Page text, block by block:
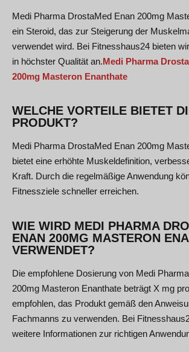
Medi Pharma DrostaMed Enan 200mg
ein Steroid, das zur Steigerung der
verwendet wird. Bei Fitnesshaus24 bieten
in höchster Qualität an.Medi Pharma
200mg Masteron Enanthate
WELCHE VORTEILE BIETET
PRODUKT?
Medi Pharma DrostaMed Enan 200mg
bietet eine erhöhte Muskeldefinition,
Kraft. Durch die regelmäßige Anwendung
Fitnessziele schneller erreichen.
WIE WIRD MEDI PHARMA
ENAN 200MG MASTERON
VERWENDET?
Die empfohlene Dosierung von Medi
200mg Masteron Enanthate beträgt X mg
empfohlen, das Produkt gemäß den
Fachmanns zu verwenden. Bei
weitere Informationen zur richtigen